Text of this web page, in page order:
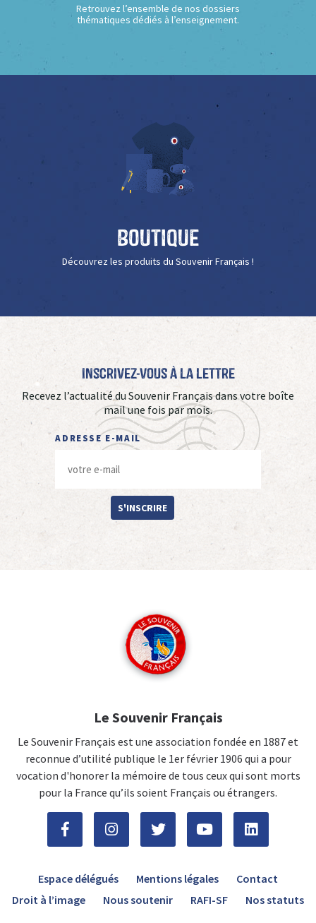
Retrouvez l’ensemble de nos dossiers
thématiques dédiés à l’enseignement.
Boutique
Découvrez les produits du Souvenir Français !
Inscrivez-vous à La Lettre
Recevez l’actualité du Souvenir Français dans votre boîte
mail une fois par mois.
ADRESSE E-MAIL
S'INSCRIRE
Le Souvenir Français
Le Souvenir Français est une association fondée en 1887 et
reconnue d’utilité publique le 1er février 1906 qui a pour
vocation d'honorer la mémoire de tous ceux qui sont morts
pour la France qu’ils soient Français ou étrangers.
Espace délégués Mentions légales
Contact
Droit à l’image
Nous soutenir RAFI-SF Nos statuts